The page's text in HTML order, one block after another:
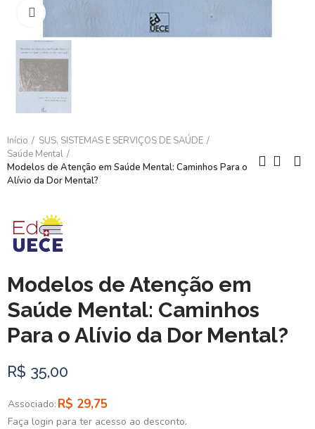
Início
SUS, SISTEMAS E SERVIÇOS DE SAÚDE
Saúde Mental
Modelos de Atenção em Saúde Mental: Caminhos Para o
Alívio da Dor Mental?
Modelos de Atenção em
Saúde Mental: Caminhos
Para o Alívio da Dor Mental?
R$ 35,00
Associado: R$ 29,75
Faça login para ter acesso ao desconto.